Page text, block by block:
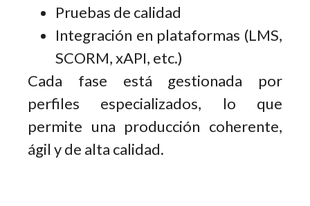
Pruebas de calidad
Integración en plataformas (LMS,
SCORM, xAPI, etc.)
Cada fase está gestionada por
perfiles especializados, lo que
permite una producción coherente,
ágil y de alta calidad.